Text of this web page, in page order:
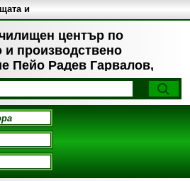
център по
и производствено
Пейо Радев Гарвалов,
и